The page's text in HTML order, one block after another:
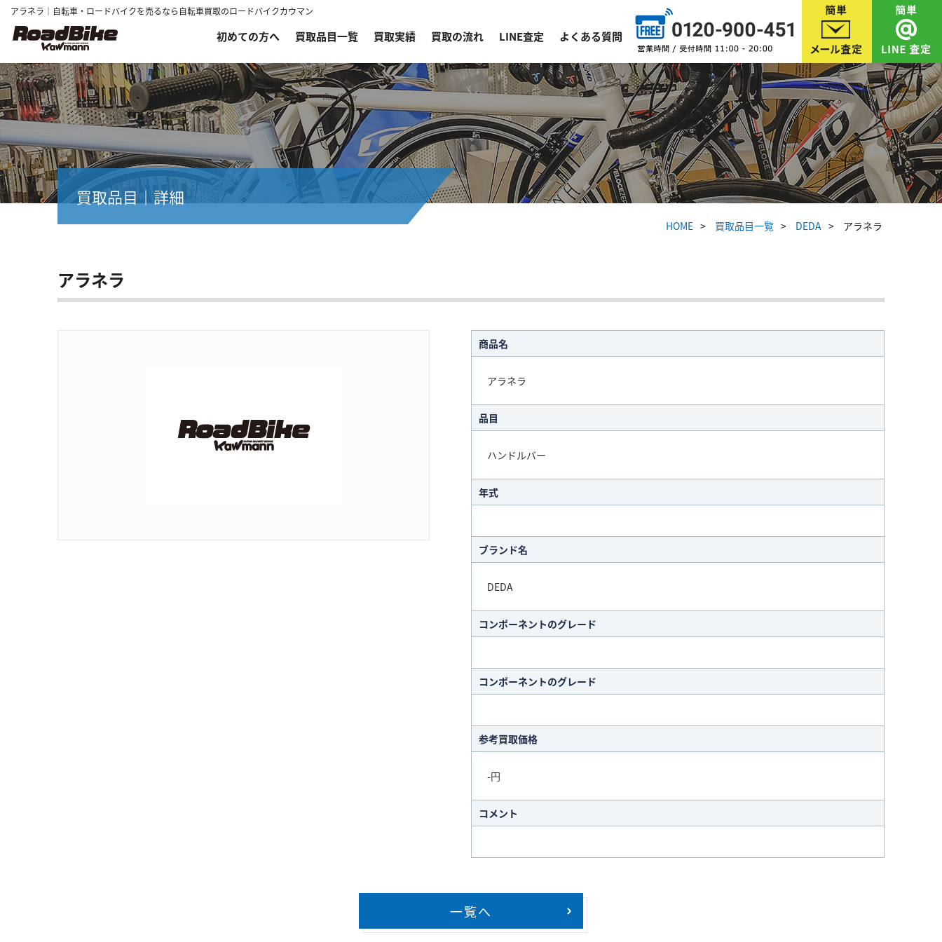
アラネラ｜自転車・ロードバイクを売るなら自転車買取のロードバイクカウマン
初めての方へ 買取品目一覧 買取実績 買取の流れ LINE査定 よくある質問
買取品目｜詳細
HOME 買取品目一覧 DEDA アラネラ
アラネラ
商品名
アラネラ
品目
ハンドルバー
年式
ブランド名
DEDA
コンポーネントのグレード
コンポーネントのグレード
参考買取価格
-円
コメント
一覧へ >